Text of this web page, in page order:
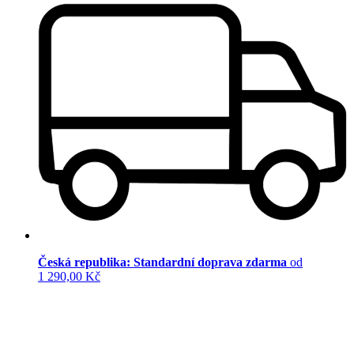
Česká republika: Standardní doprava zdarma od
1 290,00 Kč